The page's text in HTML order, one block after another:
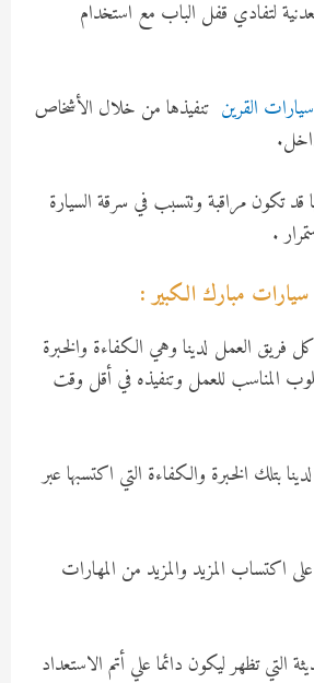
لتفادي قفل الباب مع استخدام
القرين تنفيذها من خلال الأشخاص
قد تكون مراقبة وتتسبب في سرقة السيارة
.
مبارك الكبير :
فريق العمل لدينا وهي الكفاءة والخبرة
المناسب للعمل وتنفيذه في أقل وقت
بتلك الخبرة والكفاءة التي اكتسبها عبر
اكتساب المزيد والمزيد من المهارات
التي تظهر ليكون دائما علي أتم الاستعداد